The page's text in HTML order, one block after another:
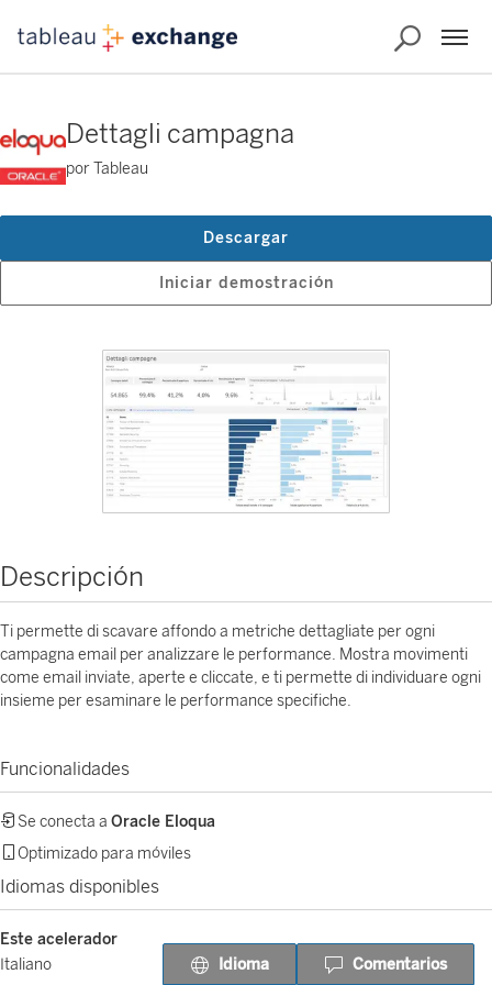
Dettagli campagna
por Tableau
Iniciar demostración
Descargar
Descripción
Ti permette di scavare affondo a metriche dettagliate per ogni
campagna email per analizzare le performance. Mostra movimenti
come email inviate, aperte e cliccate, e ti permette di individuare ogni
insieme per esaminare le performance specifiche.
Funcionalidades
Se conecta a Oracle Eloqua
Optimizado para móviles
Idiomas disponibles
Este acelerador
Italiano
Idioma Comentarios